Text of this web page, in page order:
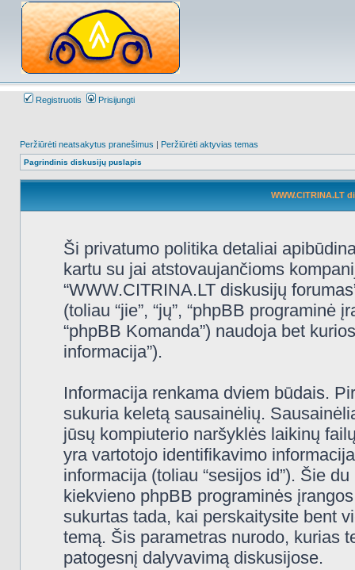
Registruotis Prisijungti
Peržiūrėti neatsakytus pranešimus | Peržiūrėti aktyvias temas
Pagrindinis diskusijų puslapis
WWW.CITRINA.LT
Ši privatumo politika detaliai
kartu su jai atstovaujančioms
“WWW.CITRINA.LT diskusijų
(toliau “jie”, “jų”, “phpBB programinė
“phpBB Komanda”) naudoja bet
informacija”).
Informacija renkama dviem būdais.
sukuria keletą sausainėlių.
jūsų kompiuterio naršyklės laikinų
yra vartotojo identifikavimo
informacija (toliau “sesijos id”). Šie
kiekvieno phpBB programinės
sukurtas tada, kai perskaitysite bent
temą. Šis parametras nurodo, kurias
patogesnį dalyvavimą diskusijose.